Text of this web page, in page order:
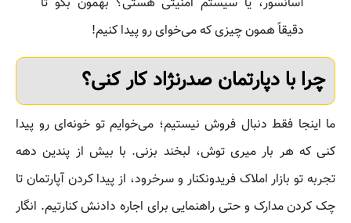
دقیقاً همون چیزی که می‌خوای رو پیدا کنیم!
چرا با دپارتمان صدرنژاد کار کنی؟
ما اینجا فقط دنبال فروش نیستیم؛ می‌خوایم تو خونه‌ای رو پیدا
کنی که هر بار میری توش، لبخند بزنی. با بیش از پندین دهه
تجربه تو بازار املاک فریدونکنار و سرخرود، از پیدا کردن آپارتمان تا
چک کردن مدارک و حتی راهنمایی برای اجاره دادنش کنارتیم. انگار